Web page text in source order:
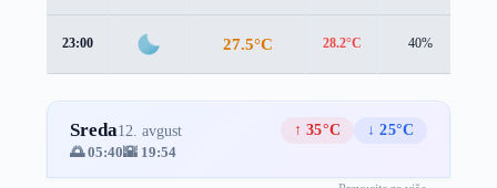
23:00 27.5°C 28.2°C 40%
Sreda12. avgust ↑ 35°C
↓ 25°C
🌅 05:40🌇 19:54